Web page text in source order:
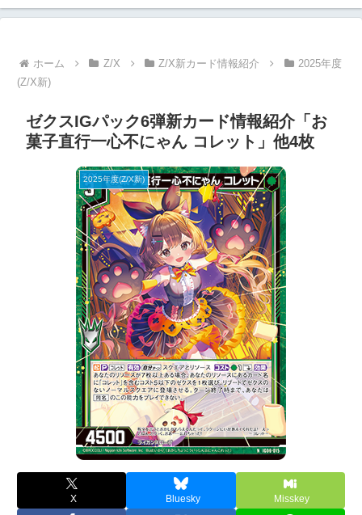
ホーム Z/X Z/X新カード情報紹介
2025年度
(Z/X新)
ゼクスIGパック6弾新カード情報紹介「お
菓子直行一心不にゃん コレット」他4枚
2025年度(Z/X新)
X Bluesky Misskey